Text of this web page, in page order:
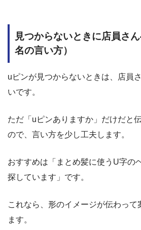
見つからないときに店員さ
名の言い方）
uピンが見つからないときは、店員
いです。
ただ「uピンありますか」だけだと
ので、言い方を少し工夫します。
おすすめは「まとめ髪に使うU字の
探しています」です。
これなら、形のイメージが伝わって
ます。